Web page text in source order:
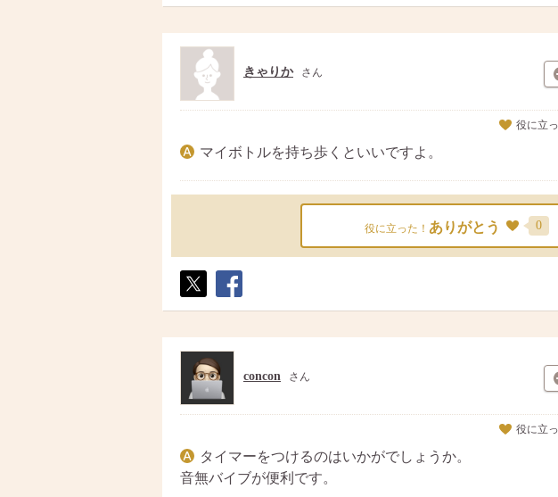
ト
ア
きゃりか さん
役に立
マイボトルを持ち歩くといいですよ。
役に立った！ ありがとう 0
ト
ア
concon さん
役に立
タイマーをつけるのはいかがでしょうか。
音無バイブが便利です。